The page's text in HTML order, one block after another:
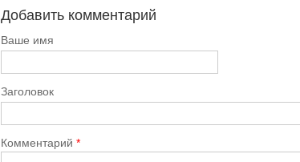
Добавить комментарий
Ваше имя
Заголовок
Комментарий*